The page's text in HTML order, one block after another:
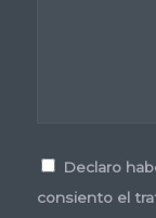
Declaro
consiento el